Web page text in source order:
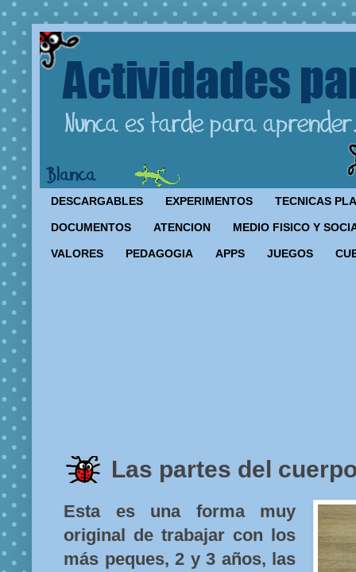
DESCARGABLES EXPERIMENTOS TECNICAS
DOCUMENTOS ATENCION MEDIO FISICO Y
VALORES PEDAGOGIA APPS JUEGOS
Las partes del
Esta es una forma muy
original de trabajar con los
más peques, 2 y 3 años, las